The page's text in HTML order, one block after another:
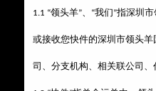
1.1 “领头羊”、“我们”指深圳市
或接收您快件的深圳市领头羊
司、分支机构、相关联公司、